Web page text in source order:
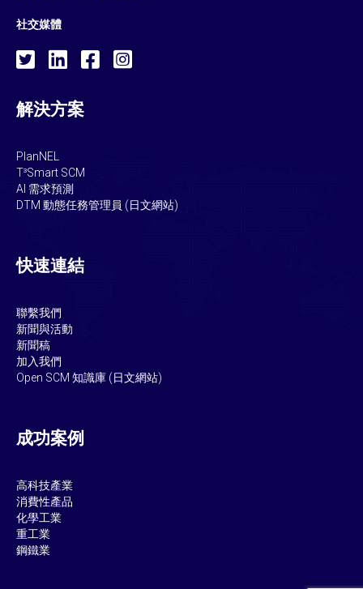
社交媒體
解決方案
PlanNEL
T³Smart SCM
AI 需求預測
DTM 動態任務管理員 (日文網站)
快速連結
聯繫我們
新聞與活動
新聞稿
加入我們
Open SCM 知識庫 (日文網站)
成功案例
高科技產業
消費性產品
化學工業
重工業
鋼鐵業